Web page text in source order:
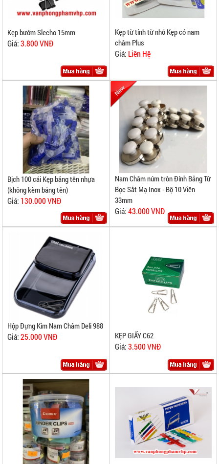
Kẹp bướm Slecho 15mm
Giá:3.800 VNĐ
Kẹp từ tính từ nhỏ Kẹp có nam
châm Plus
Giá: Liên Hệ
Bịch 100 cái Kẹp bảng tên nhựa
(không kèm bảng tên)
Giá: 130.000 VNĐ
Nam Châm núm tròn Đính Bảng Từ
Bọc Sắt Mạ Inox - Bộ 10 Viên
33mm
Giá:43.000 VNĐ
Hộp Đựng Kim Nam Châm Deli 988
Giá:25.000 VNĐ KẸP GIẤY C62
Giá:3.500 VNĐ